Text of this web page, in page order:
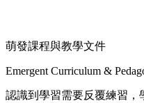
萌發課程與教學文件
Emergent Curriculum &
認識到學習需要反覆練習